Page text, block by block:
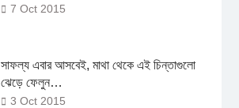
7 Oct 2015
সাফল্য এবার আসবেই, মাথা থেকে এই চিন্তাগুলো
ঝেড়ে ফেলুন…
3 Oct 2015